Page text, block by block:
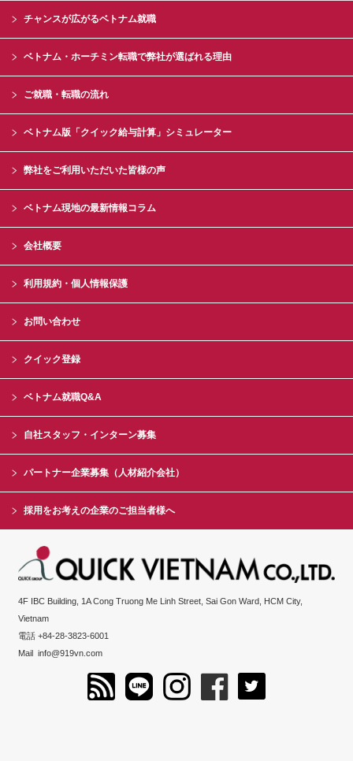
チャンスが広がるベトナム就職
ベトナム・ホーチミン転職で弊社が選ばれる理由
ご就職・転職の流れ
ベトナム版「クイック給与計算」シミュレーター
弊社をご利用いただいた皆様の声
ベトナム現地の最新情報コラム
会社概要
利用規約・個人情報保護
お問い合わせ
クイック登録
ベトナム就職Q&A
自社スタッフ・インターン募集
パートナー企業募集（人材紹介会社）
採用をお考えの企業のご担当者様へ
4F IBC Building, 1A Cong Truong Me Linh Street, Sai Gon Ward, HCM City,
Vietnam
電話 +84-28-3823-6001
Mailinfo@919vn.com